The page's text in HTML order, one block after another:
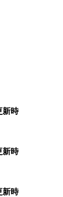
新時
新時
新時